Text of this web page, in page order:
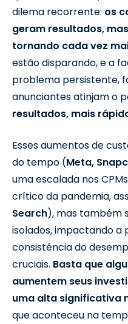
dilema recorrente: os
geram resultados,
tornando cada vez
estão disparando, e a
problema persistente,
anunciantes atinjam o
resultados, mais
Esses aumentos de
do tempo (Meta,
uma escalada nos
crítico da pandemia,
Search), mas também
isolados, impactando a
consistência do
cruciais. Basta que
aumentem seus
uma alta significativa
que aconteceu na